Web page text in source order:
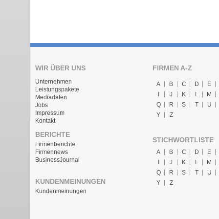
WIR ÜBER UNS
Unternehmen
Leistungspakete
Mediadaten
Jobs
Impressum
Kontakt
BERICHTE
Firmenberichte
Firmennews
BusinessJournal
KUNDENMEINUNGEN
Kundenmeinungen
FIRMEN A-Z
A B C D E
J K L M
Q
R S T U
Y
Z
STICHWORTLISTE
A B C D E
I
J K L M
Q
R S T U
Y
Z